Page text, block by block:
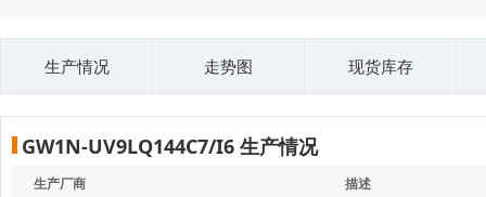
生产情况 走势图 现货库存
GW1N-UV9LQ144C7/I6 生产情况
生产厂商 描述